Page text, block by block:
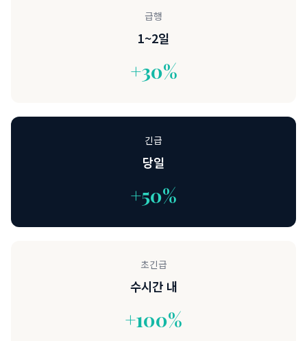
급행
1~2일
+30%
긴급
당일
+50%
초긴급
수시간 내
+100%